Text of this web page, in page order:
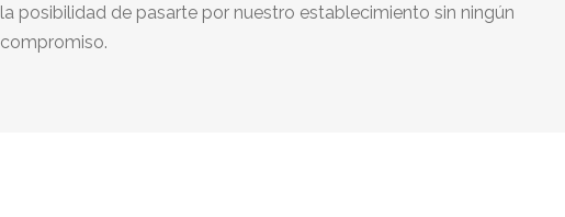
la posibilidad de pasarte por nuestro establecimiento sin ningún
compromiso.